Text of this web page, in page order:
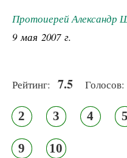
Протоиерей Александр
9 мая 2007 г.
Рейтинг: 7.5 Голосов:
2 3 4 5
9 10